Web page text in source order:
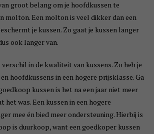
groot belang om je hoofdkussen te
molton. Een molton is veel dikker dan een
je kussen. Zo gaat je kussen langer
ook langer van.
in de kwaliteit van kussens. Zo heb je
hoofdkussens in een hogere prijsklasse. Ga
kussen is het na een jaar niet meer
het was. Een kussen in een hogere
mee én bied meer ondersteuning. Hierbij is
is duurkoop, want een goedkoper kussen